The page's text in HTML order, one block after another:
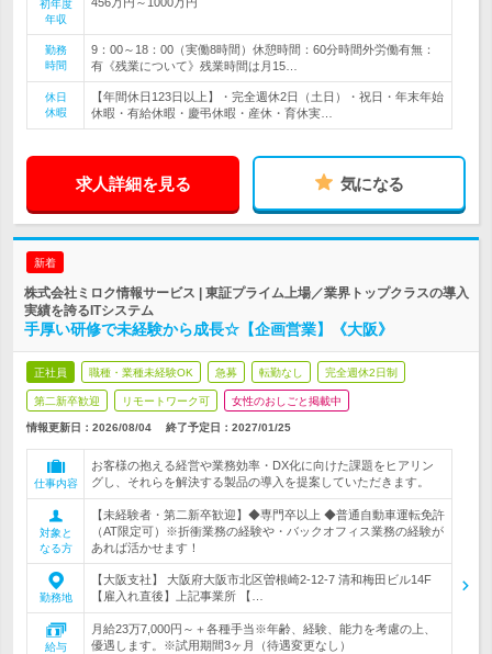
初年度
年収
勤務
時間
9：00～18：00（実働8時間）休憩時間：60分時間外労働有無：
有《残業について》残業時間は月15…
休日
休暇
【年間休日123日以上】・完全週休2日（土日）・祝日・年末年始
休暇・有給休暇・慶弔休暇・産休・育休実…
求人詳細を見る 気になる
新着
株式会社ミロク情報サービス | 東証プライム上場／業界トップクラスの導入
実績を誇るITシステム
手厚い研修で未経験から成長☆【企画営業】《大阪》
正社員 職種・業種未経験OK 急募 転勤なし 完全週休2日制
第二新卒歓迎 リモートワーク可 女性のおしごと掲載中
情報更新日：2026/08/04 終了予定日： 2027/01/25
仕事内容
お客様の抱える経営や業務効率・DX化に向けた課題をヒアリン
グし、それらを解決する製品の導入を提案していただきます。
対象と
なる方
【未経験者・第二新卒歓迎】◆専門卒以上 ◆普通自動車運転免許
（AT限定可）※折衝業務の経験や・バックオフィス業務の経験が
あれば活かせます！
勤務地
【大阪支社】 大阪府大阪市北区曽根崎2-12-7 清和梅田ビル14F
【雇入れ直後】上記事業所 【…
給与
月給23万7,000円～＋各種手当※年齢、経験、能力を考慮の上、
優遇します。※試用期間3ヶ月（待遇変更なし）